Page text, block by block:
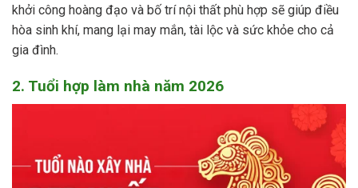
khởi công hoàng đạo và bố trí nội thất phù hợp sẽ giúp điều
hòa sinh khí, mang lại may mắn, tài lộc và sức khỏe cho cả
gia đình.
2. Tuổi hợp làm nhà năm 2026